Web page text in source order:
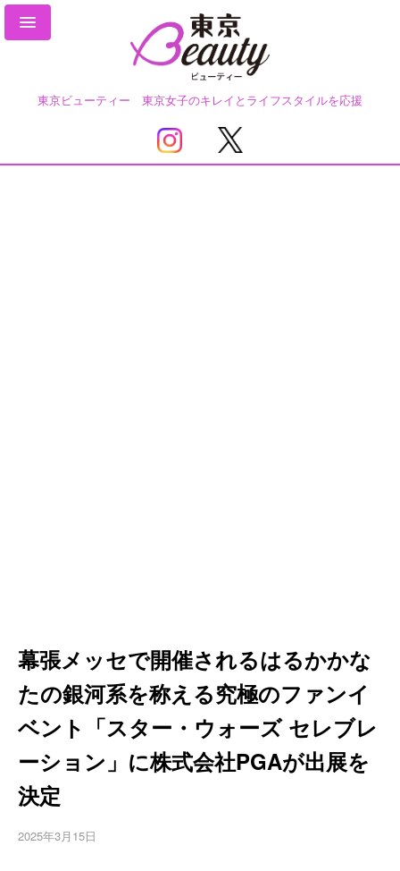
東京ビューティー 東京女子のキレイとライフスタイルを応援
幕張メッセで開催されるはるかかな
たの銀河系を称える究極のファンイ
ベント「スター・ウォーズ セレブレ
ーション」に株式会社PGAが出展を
決定
2025年3月15日